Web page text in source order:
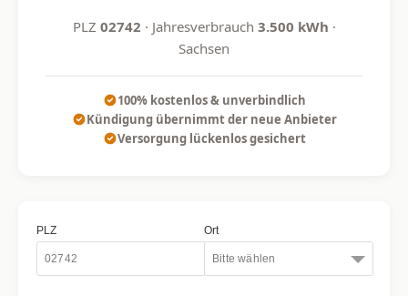
PLZ 02742 · Jahresverbrauch 3.500 kWh ·
Sachsen
100% kostenlos & unverbindlich
Kündigung übernimmt der neue Anbieter
Versorgung lückenlos gesichert